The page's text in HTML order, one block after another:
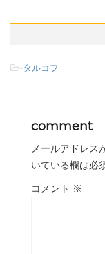
-タルコフ
comment
メールアドレス
いている欄は必
コメント ※